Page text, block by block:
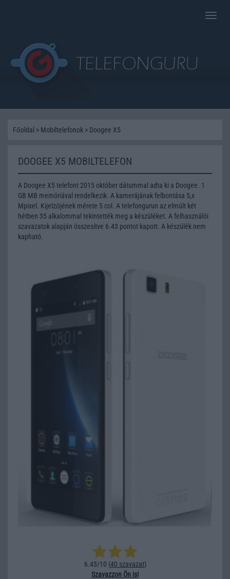
Toggle
Főoldal > Mobiltelefonok > Doogee X5
DOOGEE X5 MOBILTELEFON
A Doogee X5 telefont 2015 október dátummal adta ki a Doogee. 1
GB MB memóriával rendelkezik. A kamerájának felbontása 5,x
Mpixel. Kijelzőjének mérete 5 col. A telefongurun az elmúlt két
hétben 35 alkalommal tekintették meg a készüléket. A felhasználói
szavazatok alapján összesítve 6.43 pontot kapott. A készülék nem
kapható.
6.43/10 (40 szavazat)
Szavazzon Ön is!